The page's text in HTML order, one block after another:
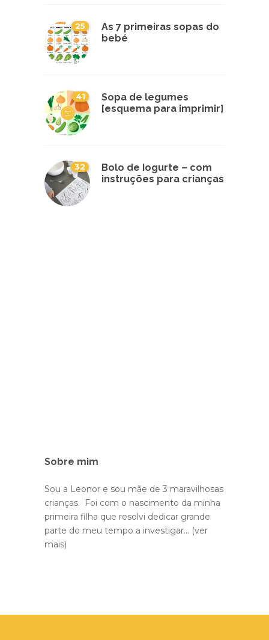
25
As 7 primeiras sopas do
bebé
41
Sopa de legumes
[esquema para imprimir]
32
Bolo de Iogurte – com
instruções para crianças
Sobre mim
Sou a Leonor e sou mãe de 3 maravilhosas
crianças. Foi com o nascimento da minha
primeira filha que resolvi dedicar grande
parte do meu tempo a investigar... (ver
mais)